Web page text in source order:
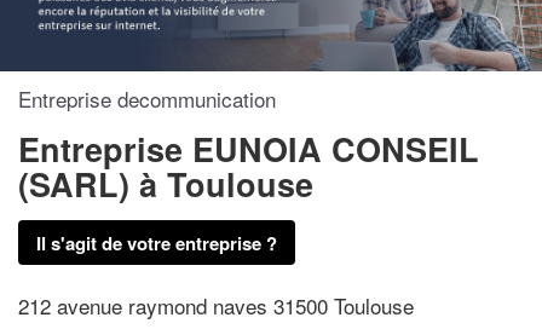
Entreprise decommunication
Entreprise EUNOIA CONSEIL
(SARL) à Toulouse
Il s'agit de votre entreprise ?
212 avenue raymond naves 31500 Toulouse